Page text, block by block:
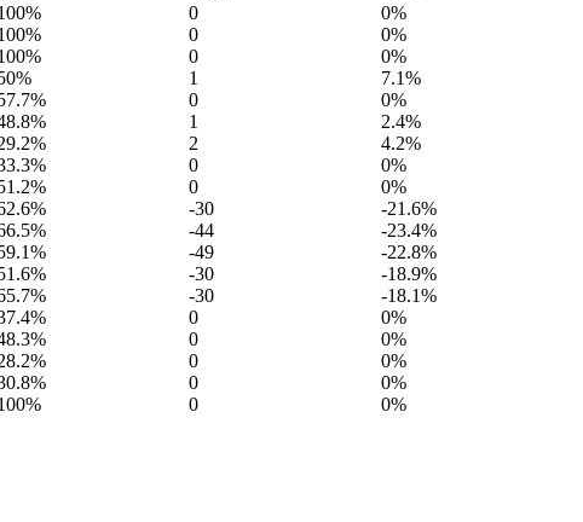
0
0%
0
0%
0
0%
1
7.1%
0
0%
1
2.4%
2
4.2%
0
0%
0
0%
-30
-21.6%
-44
-23.4%
-49
-22.8%
-30
-18.9%
-30
-18.1%
0
0%
0
0%
0
0%
0
0%
0 0%